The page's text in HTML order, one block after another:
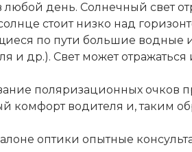
день. Солнечный свет
стоит низко над
по пути большие водные
и др.). Свет может
поляризационных очков
комфорт водителя и, таким
оптики опытные